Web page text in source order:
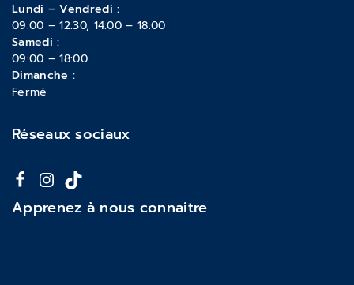
Lundi – Vendredi :
09:00 – 12:30, 14:00 – 18:00
Samedi :
09:00 – 18:00
Dimanche :
Fermé
Réseaux sociaux
Apprenez à nous connaitre